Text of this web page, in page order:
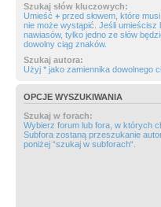
Szukaj słów kluczowych:
Umieść + przed słowem, które
nie może wystąpić. Jeśli umieścisz
nawiasów, tylko jedno ze słów
dowolny ciąg znaków.
Szukaj autora:
Użyj * jako zamiennika dowolnego
OPCJE WYSZUKIWANIA
Szukaj w forach:
Wybierz forum lub fora, w których
Subfora zostaną przeszukanie
poniżej “szukaj w subforach“.